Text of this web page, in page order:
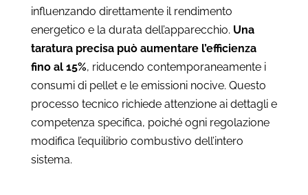
influenzando direttamente il rendimento
energetico e la durata dell’apparecchio. Una
taratura precisa può aumentare l’efficienza
fino al 15%, riducendo contemporaneamente i
consumi di pellet e le emissioni nocive. Questo
processo tecnico richiede attenzione ai dettagli e
competenza specifica, poiché ogni regolazione
modifica l’equilibrio combustivo dell’intero
sistema.